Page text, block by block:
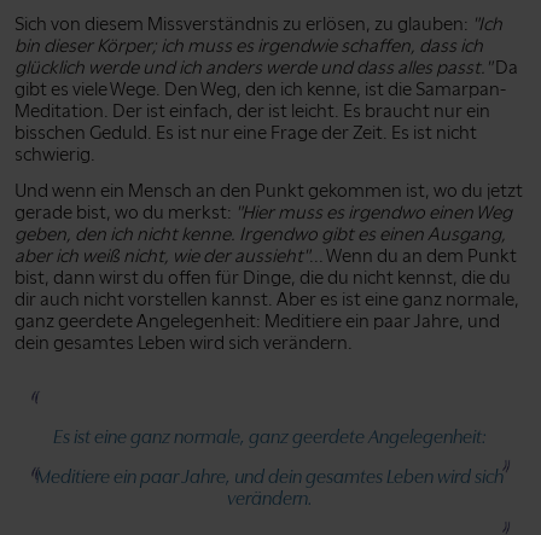
Sich von diesem Missverständnis zu erlösen, zu glauben: "Ich
bin dieser Körper; ich muss es irgendwie schaffen, dass ich
glücklich werde und ich anders werde und dass alles passt."Da
gibt es viele Wege. Den Weg, den ich kenne, ist die Samarpan-
Meditation. Der ist einfach, der ist leicht. Es braucht nur ein
bisschen Geduld. Es ist nur eine Frage der Zeit. Es ist nicht
schwierig.
Und wenn ein Mensch an den Punkt gekommen ist, wo du jetzt
gerade bist, wo du merkst: "Hier muss es irgendwo einen Weg
geben, den ich nicht kenne. Irgendwo gibt es einen Ausgang,
aber ich weiß nicht, wie der aussieht"... Wenn du an dem Punkt
bist, dann wirst du offen für Dinge, die du nicht kennst, die du
dir auch nicht vorstellen kannst. Aber es ist eine ganz normale,
ganz geerdete Angelegenheit: Meditiere ein paar Jahre, und
dein gesamtes Leben wird sich verändern.
Es ist eine ganz normale, ganz geerdete Angelegenheit:
Meditiere ein paar Jahre, und dein gesamtes Leben wird sich
verändern.